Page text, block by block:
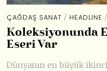
ÇAĞDAŞ SANAT / HEADLINE /
Koleksiyonunda
Eseri Var
Dünyanın en büyük ikinci